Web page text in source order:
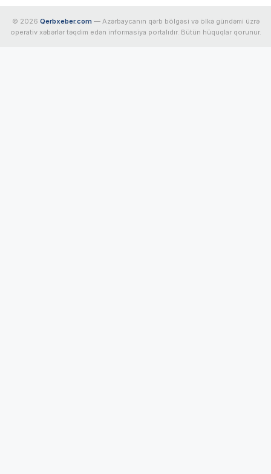
© 2026 Qerbxeber.com — Azərbaycanın qərb bölgəsi və ölkə gündəmi üzrə
operativ xəbərlər təqdim edən informasiya portalıdır. Bütün hüquqlar qorunur.